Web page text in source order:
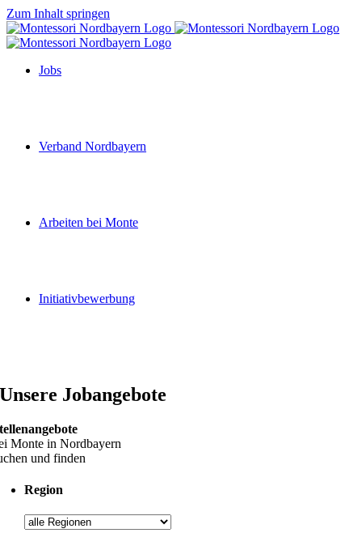
Zum Inhalt springen
Jobs
Verband Nordbayern
Arbeiten bei Monte
Initiativbewerbung
Unsere Jobangebote
Monte in Nordbayern
und finden
Region